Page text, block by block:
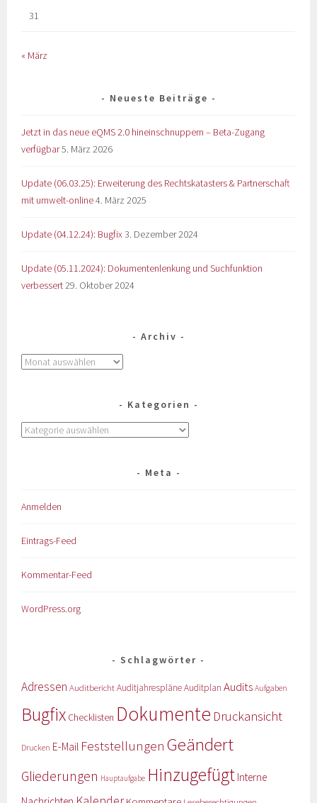
31
« März
Neueste Beiträge
Jetzt in das neue eQMS 2.0 hineinschnuppern – Beta-Zugang
verfügbar5. März 2026
Update (06.03.25): Erweiterung des Rechtskatasters & Partnerschaft
mit umwelt-online4. März 2025
Update (04.12.24): Bugfix3. Dezember 2024
Update (05.11.2024): Dokumentenlenkung und Suchfunktion
verbessert29. Oktober 2024
Archiv
Kategorien
Meta
Anmelden
Eintrags-Feed
Kommentar-Feed
WordPress.org
Schlagwörter
Adressen AuditberichtAuditjahrespläneAuditplan Audits Aufgaben
Bugfix Checklisten Dokumente Druckansicht
Drucken E-Mail Feststellungen Geändert
Gliederungen Hauptaufgabe Hinzugefügt Interne